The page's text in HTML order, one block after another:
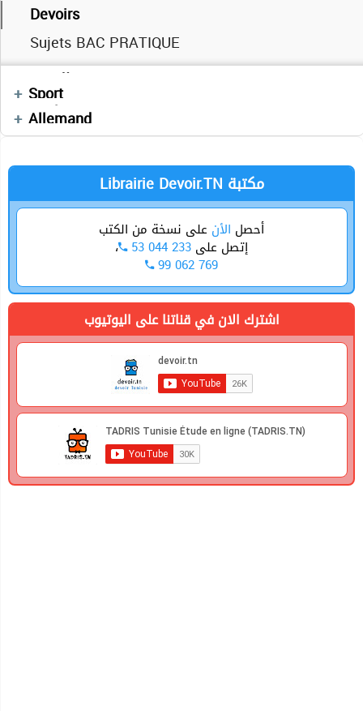
Devoirs
Sujets BAC PRATIQUE
العربية
Cours
Devoirs
Mathématiques
Séries
Videos
Géstion
Cours
Devoirs
Sport
Enchainement
Anglais
Cours
Devoirs
Allemand
Devoirs
Economie
Cours
Devoirs
Séries
Librairie Devoir.TN مكتبة
أحصل الأن على نسخة من الكتب
إتصل على 53 044 233 ،
99 062 769
اشترك الان في قناتنا على اليوتيوب